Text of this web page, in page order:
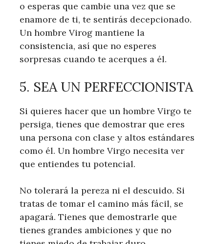
o esperas que cambie una vez que se
enamore de ti, te sentirás decepcionado.
Un hombre Virog mantiene la
consistencia, así que no esperes
sorpresas cuando te acerques a él.
5. SEA UN PERFECCIONISTA
Si quieres hacer que un hombre Virgo te
persiga, tienes que demostrar que eres
una persona con clase y altos estándares
como él. Un hombre Virgo necesita ver
que entiendes tu potencial.
No tolerará la pereza ni el descuido. Si
tratas de tomar el camino más fácil, se
apagará. Tienes que demostrarle que
tienes grandes ambiciones y que no